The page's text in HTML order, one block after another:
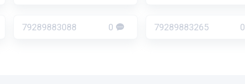
79289883088 0 79289883265 0